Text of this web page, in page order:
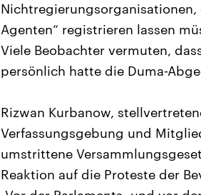
Agenten“ registrieren lassen
Viele Beobachter vermuten,
persönlich hatte die Duma-
Rizwan Kurbanow,
Verfassungsgebung und
umstrittene
Reaktion auf die Proteste der